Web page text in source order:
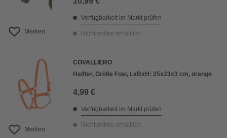
Merken
Verfügbarkeit im Markt prüfen
Nicht online erhältlich
Merken
COVALLIERO
Halfter, Größe Foal, LxBxH: 25x23x3 cm, orange
4,99 €
Verfügbarkeit im Markt prüfen
Nicht online erhältlich